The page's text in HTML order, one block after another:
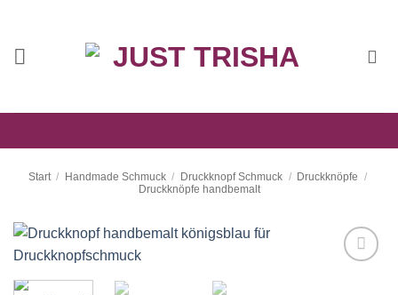
springen
Start / Handmade Schmuck / Druckknopf Schmuck / Druckknöpfe /
Druckknöpfe handbemalt